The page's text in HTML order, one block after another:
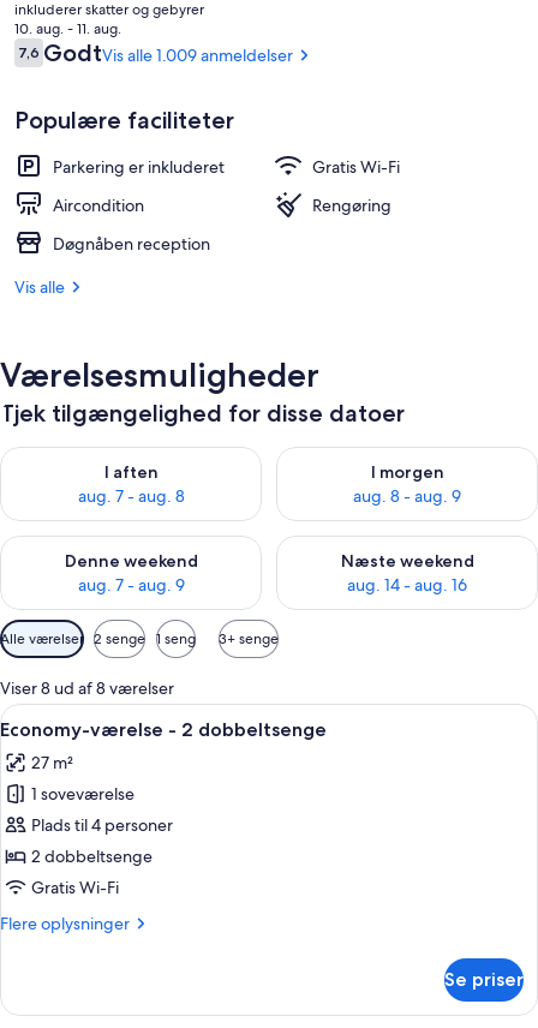
Siddeområde i lobbyen
pris
er
865 kr.
inkluderer skatter og gebyrer
10. aug. - 11. aug.
Anmeldelser
7,67,6 ud af 10.
GodtVis alle 1.009 anmeldelser
Populære faciliteter
Parkering er inkluderet
Gratis Wi-Fi
Aircondition
Rengøring
Døgnåben reception
Vis alle
Værelsesmuligheder
Tjek tilgængelighed for disse datoer
I aften
aug. 7 - aug. 8
Tjek tilgængelighed for i aften aug. 7 - aug. 8
I morgen
aug. 8 - aug. 9
Tjek tilgængelighed for i
Denne weekend
aug. 7 - aug. 9
Tjek tilgængelighed for denne weekend aug. 7 - aug. 9
Næste weekend
aug. 14 - aug. 16
Tjek tilgængelighed for næste
Tilgængelige
filtre
for
værelser
Alle værelser 2 senge 1 seng 3+ senge
Viser 8 ud af 8 værelser
Indlæs
alle
billeder
af
Economy-
værelse
-
dobbeltsenge
Et hotelværelse med to senge, et
4
Economy-værelse - 2 dobbeltsenge
27 m²
1 soveværelse
Plads til 4 personer
2 dobbeltsenge
Gratis Wi-Fi
Flere oplysninger
Flere
værelse
Se priser